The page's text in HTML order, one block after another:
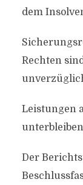
dem
Rechten
Leistungen
unterbleiben
Der